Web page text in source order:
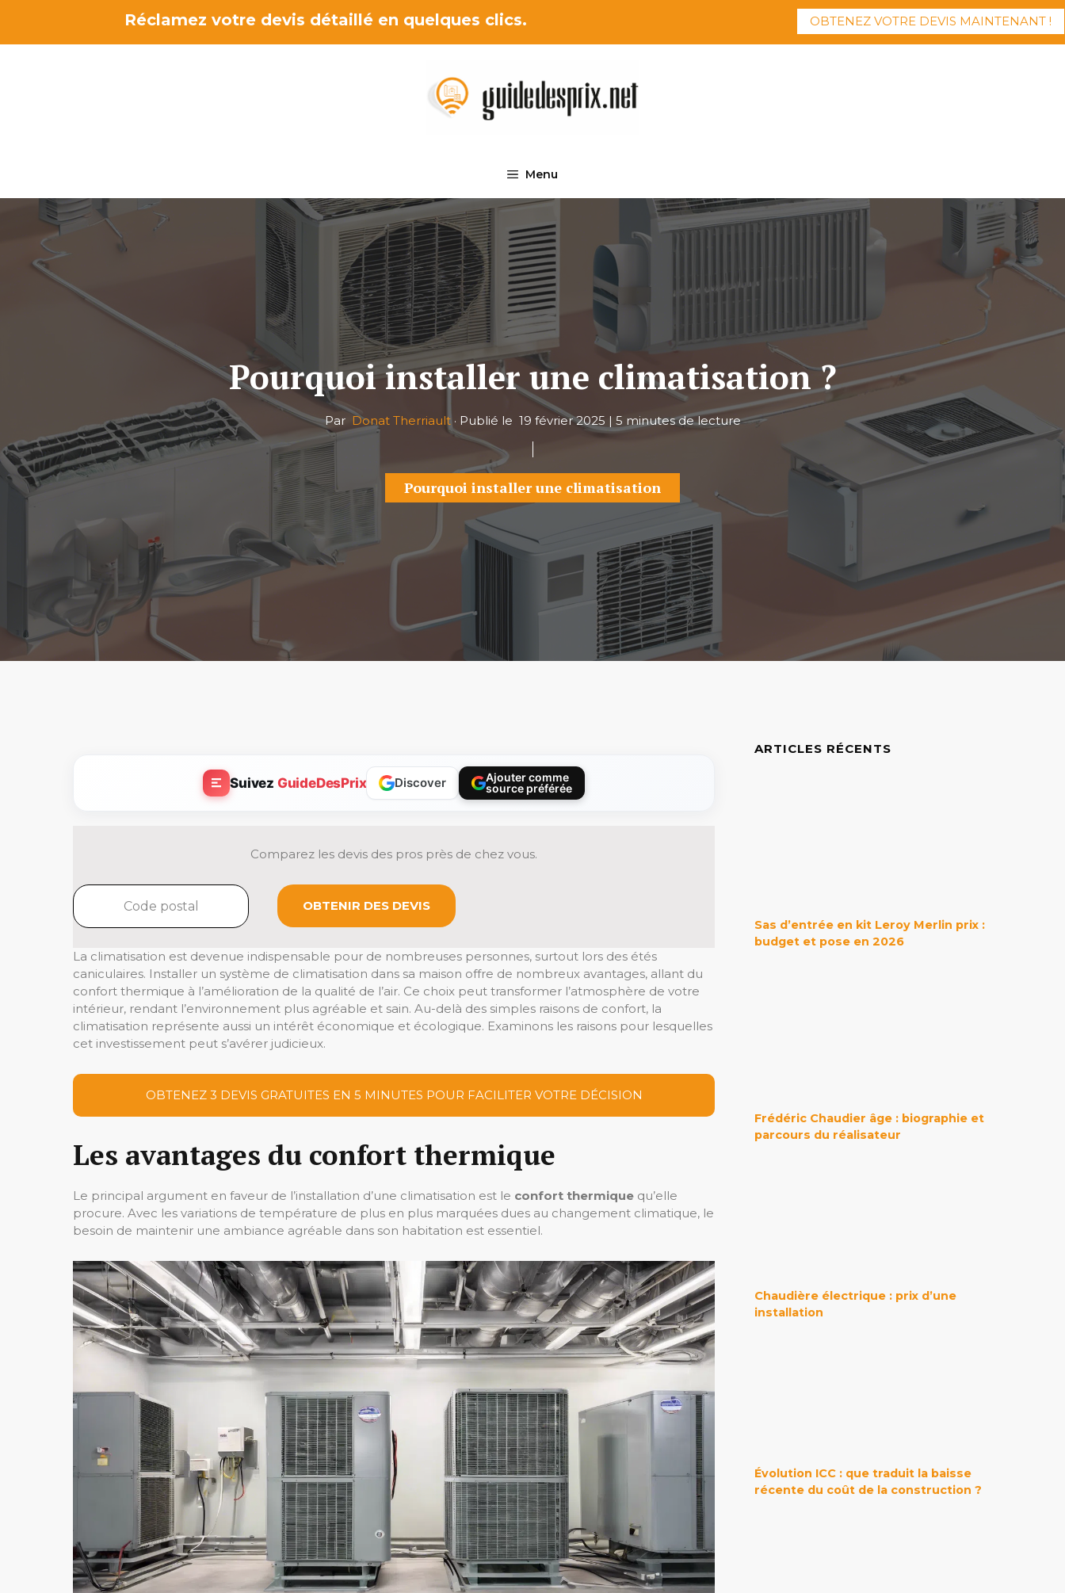
contenu
Réclamez votre devis détaillé en quelques clics. OBTENEZ VOTRE DEVIS MAINTENANT !
Menu
Pourquoi installer une climatisation ?
Par Donat Therriault · Publié le 19 février 2025 | 5 minutes de lecture
Pourquoi installer une climatisation
Suivez GuideDesPrix Discover
Ajouter comme
source préférée
Comparez les devis des pros près de chez vous.
OBTENIR DES DEVIS
La climatisation est devenue indispensable pour de nombreuses personnes, surtout lors des étés
caniculaires. Installer un système de climatisation dans sa maison offre de nombreux avantages, allant du
confort thermique à l’amélioration de la qualité de l’air. Ce choix peut transformer l’atmosphère de votre
intérieur, rendant l’environnement plus agréable et sain. Au-delà des simples raisons de confort, la
climatisation représente aussi un intérêt économique et écologique. Examinons les raisons pour lesquelles
cet investissement peut s’avérer judicieux.
OBTENEZ 3 DEVIS GRATUITES EN 5 MINUTES POUR FACILITER VOTRE DÉCISION
Les avantages du confort thermique
Le principal argument en faveur de l’installation d’une climatisation est le confort thermique qu’elle
procure. Avec les variations de température de plus en plus marquées dues au changement climatique, le
besoin de maintenir une ambiance agréable dans son habitation est essentiel.
ARTICLES RÉCENTS
Sas d’entrée en kit Leroy Merlin prix :
budget et pose en 2026
Frédéric Chaudier âge : biographie et
parcours du réalisateur
Chaudière électrique : prix d’une
installation
Évolution ICC : que traduit la baisse
récente du coût de la construction ?